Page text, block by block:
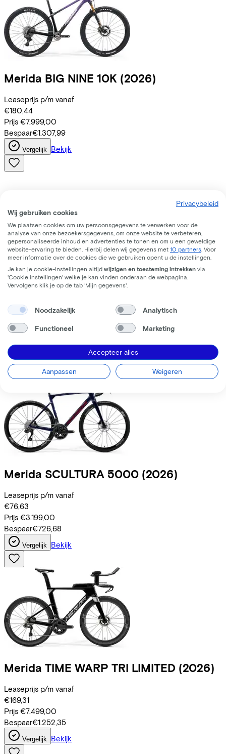
Merida BIG NINE 10K (2026)
Leaseprijs p/m vanaf
€180,44
Prijs €7.999,00
Bespaar€1.307,99
Vergelijk Bekijk
Trek Fuel+ LX 9.8 XT Gen 2 (2026)
Leaseprijs p/m vanaf
€195,63
Prijs €8.699,00
Merida SCULTURA 5000 (2026)
Leaseprijs p/m vanaf
€76,63
Prijs €3.199,00
Bespaar€726,68
Vergelijk Bekijk
Merida TIME WARP TRI LIMITED (2026)
Leaseprijs p/m vanaf
€169,31
Prijs €7.499,00
Bespaar€1.252,35
Vergelijk Bekijk
Privacybeleid
Wij gebruiken cookies
We plaatsen cookies om uw persoonsgegevens te verwerken voor de
analyse van onze bezoekersgegevens, om onze website te verbeteren,
gepersonaliseerde inhoud en advertenties te tonen en om u een geweldige
website-ervaring te bieden. Hierbij delen wij gegevens met 10 partners . Voor
meer informatie over de cookies die we gebruiken opent u de instellingen.
Je kan je cookie-instellingen altijd wijzigen en toesteming intrekken via
'Cookie instellingen' welke je kan vinden onderaan de webpagina.
Vervolgens klik je op de tab ‘Mijn gegevens'.
Noodzakelijk Analytisch
Functioneel Marketing
Accepteer alles
Aanpassen Weigeren